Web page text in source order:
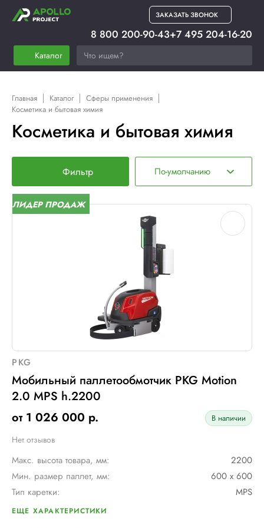
ЗАКАЗАТЬ ЗВОНОК
Каталог
8 800 200-90-43+7 495 204-16-20
Главная Каталог
Сферы применения
Косметика и бытовая химия
Косметика и бытовая химия
Фильтр По-умолчанию
ЛИДЕР ПРОДАЖ
PKG
Мобильный паллетообмотчик PKG Motion
2.0 MPS h.2200
от 1 026 000 р.
В наличии
Нет отзывов
Макс. высота товара, мм:
2200
Мин. размер паллет, мм:
600 х 600
Тип каретки:
MPS
Скорость обмотки:
ЕЩЕ ХАРАКТЕРИСТИКИ